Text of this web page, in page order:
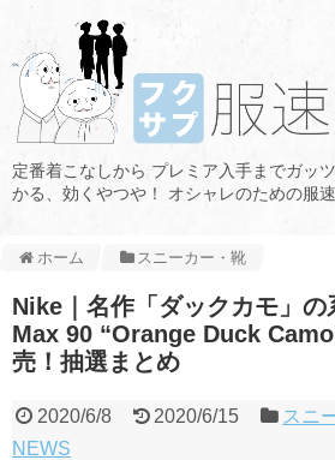
定番着こなしから プレミア入手までガッ
かる、効くやつや！ オシャレのための服速
ホーム スニーカー・靴
Nike｜名作「ダックカモ」
Max 90 “Orange Duck
売！抽選まとめ
2020/6/8 2020/6/15 スニ
NEWS